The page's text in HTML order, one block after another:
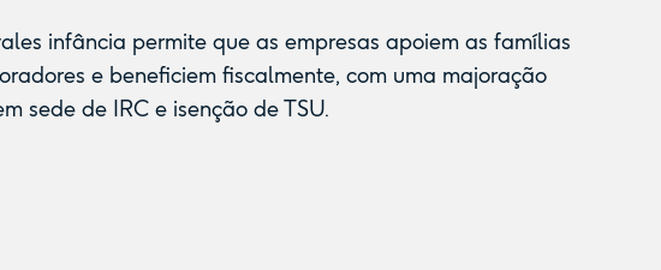
infância permite que as empresas apoiem as famílias
e beneficiem fiscalmente, com uma majoração
sede de IRC e isenção de TSU.